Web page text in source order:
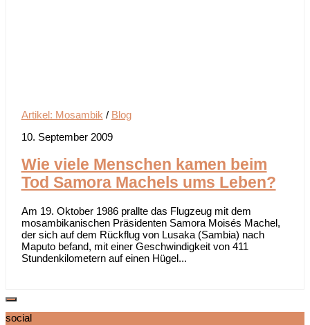
Artikel: Mosambik / Blog
10. September 2009
Wie viele Menschen kamen beim
Tod Samora Machels ums Leben?
Am 19. Oktober 1986 prallte das Flugzeug mit dem
mosambikanischen Präsidenten Samora Moisés Machel,
der sich auf dem Rückflug von Lusaka (Sambia) nach
Maputo befand, mit einer Geschwindigkeit von 411
Stundenkilometern auf einen Hügel...
social